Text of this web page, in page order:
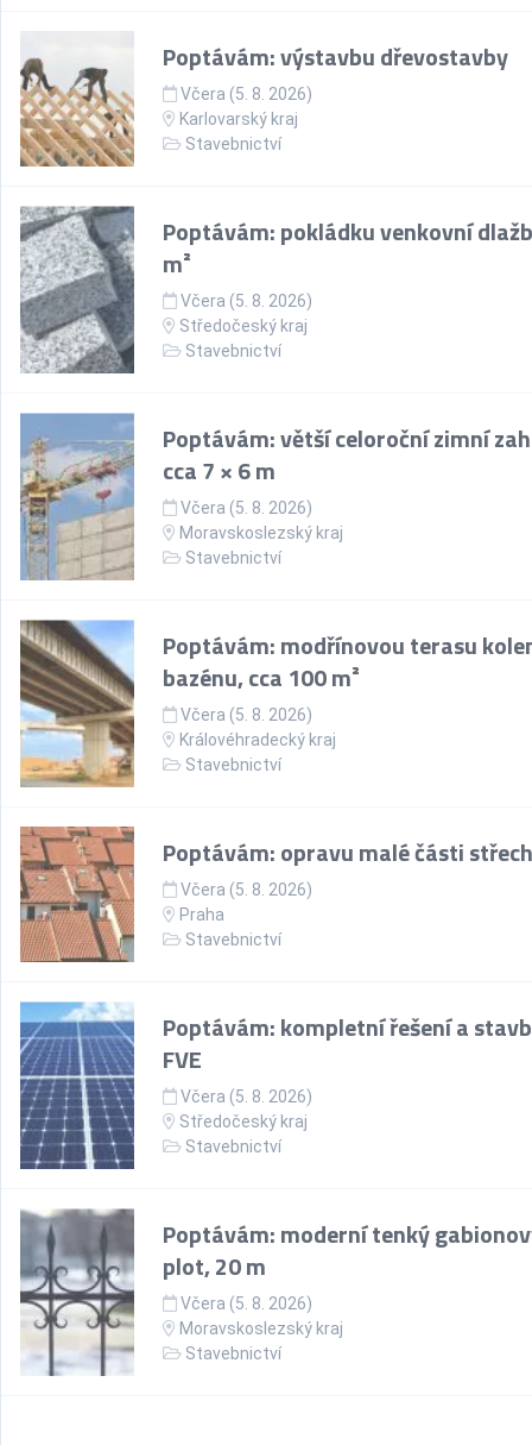
Poptávám: výstavbu dřevostavby
Včera (5. 8. 2026)
Karlovarský kraj
Stavebnictví
Poptávám: pokládku venkovní
m²
Včera (5. 8. 2026)
Středočeský kraj
Stavebnictví
Poptávám: větší celoroční zimní
cca 7 × 6 m
Včera (5. 8. 2026)
Moravskoslezský kraj
Stavebnictví
Poptávám: modřínovou terasu
bazénu, cca 100 m²
Včera (5. 8. 2026)
Královéhradecký kraj
Stavebnictví
Poptávám: opravu malé části
Včera (5. 8. 2026)
Praha
Stavebnictví
Poptávám: kompletní řešení a
FVE
Včera (5. 8. 2026)
Středočeský kraj
Stavebnictví
Poptávám: moderní tenký
plot, 20 m
Včera (5. 8. 2026)
Moravskoslezský kraj
Stavebnictví